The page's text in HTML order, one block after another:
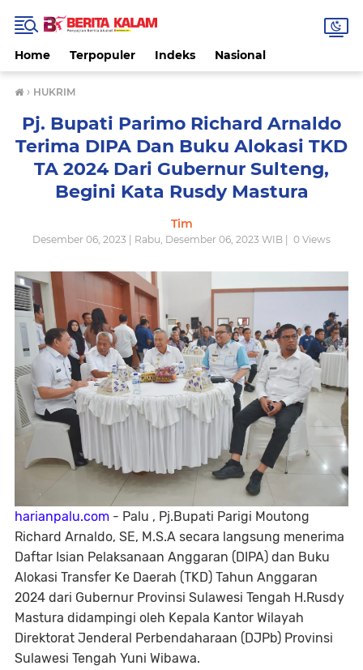
Home Terpopuler Indeks Nasional
› HUKRIM
Pj. Bupati Parimo Richard Arnaldo
Terima DIPA Dan Buku Alokasi TKD
TA 2024 Dari Gubernur Sulteng,
Begini Kata Rusdy Mastura
Tim
Desember 06, 2023 | Rabu, Desember 06, 2023 WIB | 0 Views
harianpalu.com - Palu , Pj.Bupati Parigi Moutong
Richard Arnaldo, SE, M.S.A secara langsung menerima
Daftar Isian Pelaksanaan Anggaran (DIPA) dan Buku
Alokasi Transfer Ke Daerah (TKD) Tahun Anggaran
2024 dari Gubernur Provinsi Sulawesi Tengah H.Rusdy
Mastura didampingi oleh Kepala Kantor Wilayah
Direktorat Jenderal Perbendaharaan (DJPb) Provinsi
Sulawesi Tengah Yuni Wibawa.